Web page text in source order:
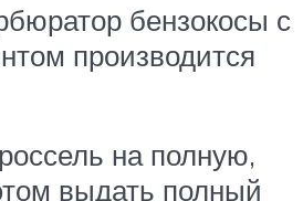
бензокосы с
производится
на полную,
выдать полный